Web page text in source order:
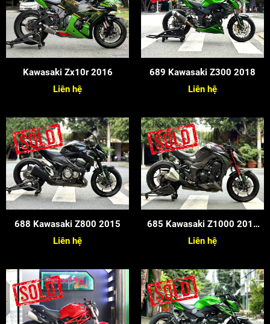
Kawasaki Zx10r 2016
Liên hệ
689 Kawasaki Z300 2018
Liên hệ
688 Kawasaki Z800 2015
Liên hệ
685 Kawasaki Z1000 2016
Candy
Liên hệ